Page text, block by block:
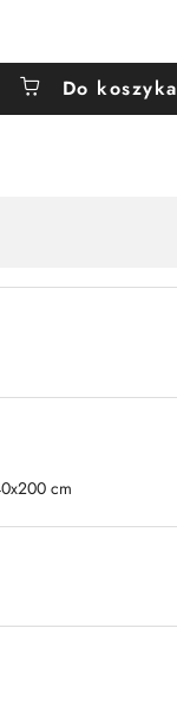
Do koszyka
cm